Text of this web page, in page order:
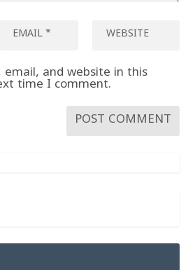
email, and website in this
time I comment.